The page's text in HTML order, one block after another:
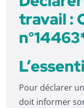
travail :
Pour déclarer
doit informer